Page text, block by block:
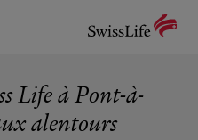
Life à Pont-à-
alentours